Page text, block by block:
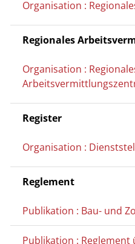
Organisation :
Regionales
Organisation :
Register
Organisation :
Reglement
Publikation : Bau- und
Publikation :